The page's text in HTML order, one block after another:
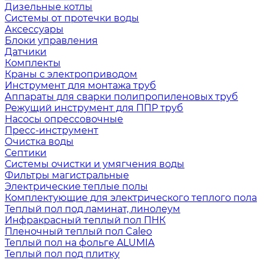
Дизельные котлы
Системы от протечки воды
Аксессуары
Блоки управления
Датчики
Комплекты
Краны с электроприводом
Инструмент для монтажа труб
Аппараты для сварки полипропиленовых труб
Режущий инструмент для ППР труб
Насосы опрессовочные
Пресс-инструмент
Очистка воды
Септики
Системы очистки и умягчения воды
Фильтры магистральные
Электрические теплые полы
Комплектующие для электрического теплого пола
Теплый пол под ламинат, линолеум
Инфракрасный теплый пол ПНК
Пленочный теплый пол Caleo
Теплый пол на фольге ALUMIA
Теплый пол под плитку